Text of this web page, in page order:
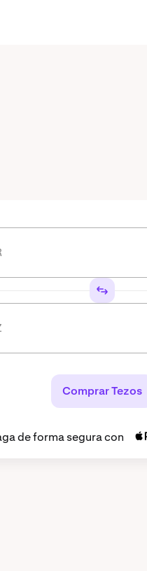
Comprar Tezos
de forma segura con